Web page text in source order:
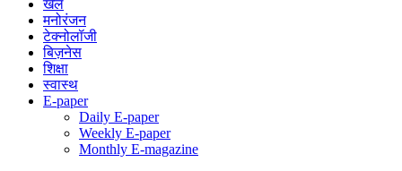
खेल
मनोरंजन
टेक्नोलॉजी
बिज़नेस
शिक्षा
स्वास्थ
E-paper
Daily E-paper
Weekly E-paper
Monthly E-magazine